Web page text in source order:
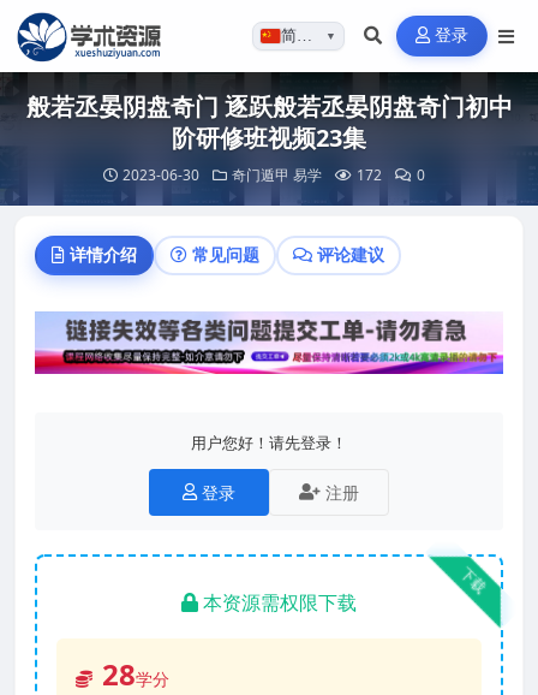
简体…▼ 登录
般若丞晏阴盘奇门 逐跃般若丞晏阴盘奇门初中
阶研修班视频23集
2023-06-30 奇门遁甲 易学 172 0
详情介绍 常见问题 评论建议
用户您好！请先登录！
登录 注册
下载
本资源需权限下载
28学分